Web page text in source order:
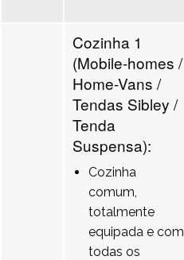
Cozinha 1
(Mobile-homes /
Home-Vans /
Tendas Sibley /
Tenda
Suspensa):
Cozinha
comum,
totalmente
equipada e com
todas os